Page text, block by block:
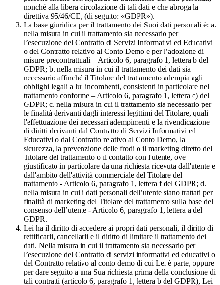
nonché alla libera circolazione di tali dati e che abroga la
direttiva 95/46/CE, (di seguito: «GDPR»).
La base giuridica per il trattamento dei Suoi dati personali è: a.
nella misura in cui il trattamento sia necessario per
l’esecuzione del Contratto di Servizi Informativi ed Educativi
o del Contratto relativo al Conto Demo e per l’adozione di
misure precontrattuali – Articolo 6, paragrafo 1, lettera b del
GDPR; b. nella misura in cui il trattamento dei dati sia
necessario affinché il Titolare del trattamento adempia agli
obblighi legali a lui incombenti, consistenti in particolare nel
trattamento conforme – Articolo 6, paragrafo 1, lettera c) del
GDPR; c. nella misura in cui il trattamento sia necessario per
le finalità derivanti dagli interessi legittimi del Titolare, quali
l'effettuazione dei necessari adempimenti e la rivendicazione
di diritti derivanti dal Contratto di Servizi Informativi ed
Educativi o dal Contratto relativo al Conto Demo, la
sicurezza, la prevenzione delle frodi o il marketing diretto del
Titolare del trattamento o il contatto con l'utente, ove
giustificato in particolare da una richiesta ricevuta dall'utente e
dall'ambito dell'attività commerciale del Titolare del
trattamento - Articolo 6, paragrafo 1, lettera f del GDPR; d.
nella misura in cui i dati personali dell’utente siano trattati per
finalità di marketing del Titolare del trattamento sulla base del
consenso dell’utente - Articolo 6, paragrafo 1, lettera a del
GDPR.
Lei ha il diritto di accedere ai propri dati personali, il diritto di
rettificarli, cancellarli e il diritto di limitare il trattamento dei
dati. Nella misura in cui il trattamento sia necessario per
l’esecuzione del Contratto di servizi informativi ed educativi o
del Contratto relativo al conto demo di cui Lei è parte, oppure
per dare seguito a una Sua richiesta prima della conclusione di
tali contratti (articolo 6, paragrafo 1, lettera b del GDPR), Lei